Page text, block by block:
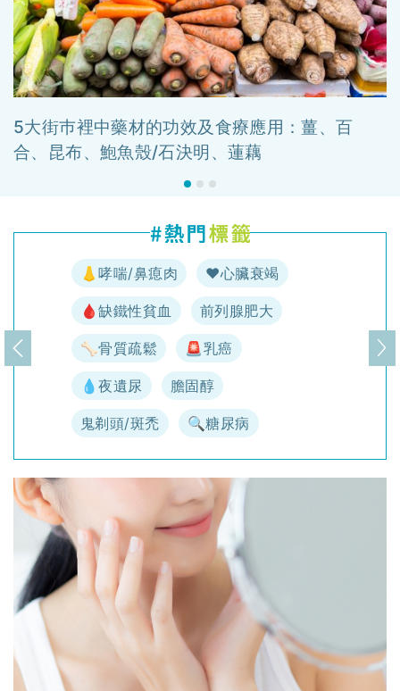
5大街巿裡中藥材的功效及食療應用：薑、百
合、昆布、鮑魚殼/石決明、蓮藕
👃哮喘/鼻瘜肉 ♥️心臟衰竭
🩸缺鐵性貧血 前列腺肥大
🦴骨質疏鬆 🚨乳癌
💧夜遺尿 膽固醇
鬼剃頭/斑禿 🔍糖尿病
上一頁 下